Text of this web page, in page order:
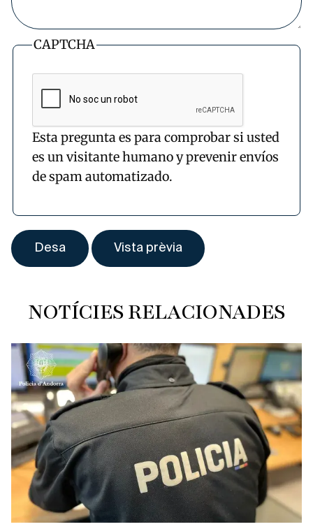
CAPTCHA
Esta pregunta es para comprobar si usted
es un visitante humano y prevenir envíos
de spam automatizado.
NOTÍCIES RELACIONADES